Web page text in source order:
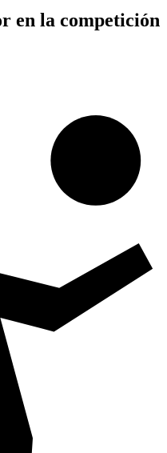
en la competición